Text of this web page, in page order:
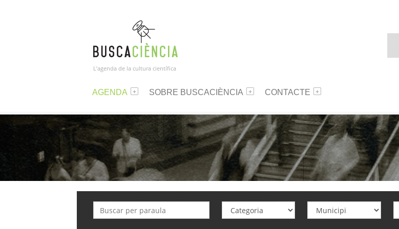
L’agenda de la cultura científica
AGENDA SOBRE BUSCACIÈNCIA CONTACTE